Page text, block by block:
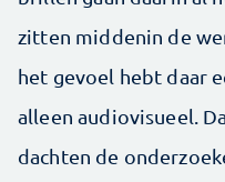
zitten middenin de
het gevoel hebt daar
alleen audiovisueel.
dachten de